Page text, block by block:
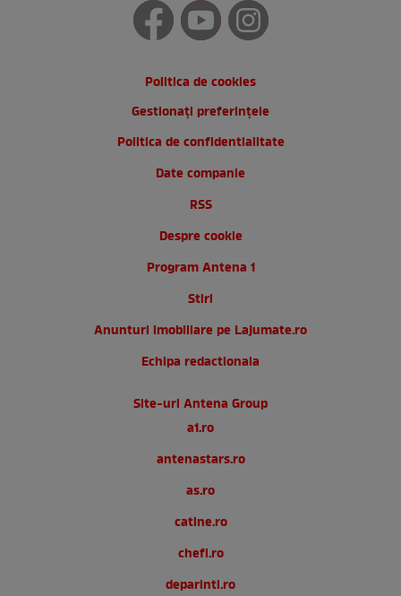
Politica de cookies
Gestionați preferințele
Politica de confidentialitate
Date companie
RSS
Despre cookie
Program Antena 1
Stiri
Anunturi imobiliare pe Lajumate.ro
Echipa redactionala
Site-uri Antena Group
a1.ro
antenastars.ro
as.ro
catine.ro
chefi.ro
deparinti.ro